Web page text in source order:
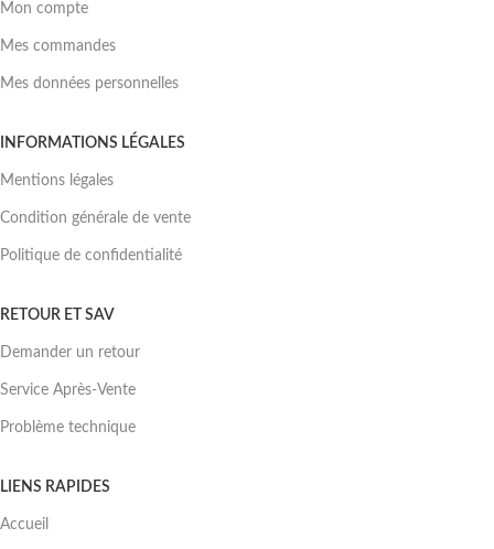
Mon compte
Mes commandes
Mes données personnelles
INFORMATIONS LÉGALES
Mentions légales
Condition générale de vente
Politique de confidentialité
RETOUR ET SAV
Demander un retour
Service Après-Vente
Problème technique
LIENS RAPIDES
Accueil